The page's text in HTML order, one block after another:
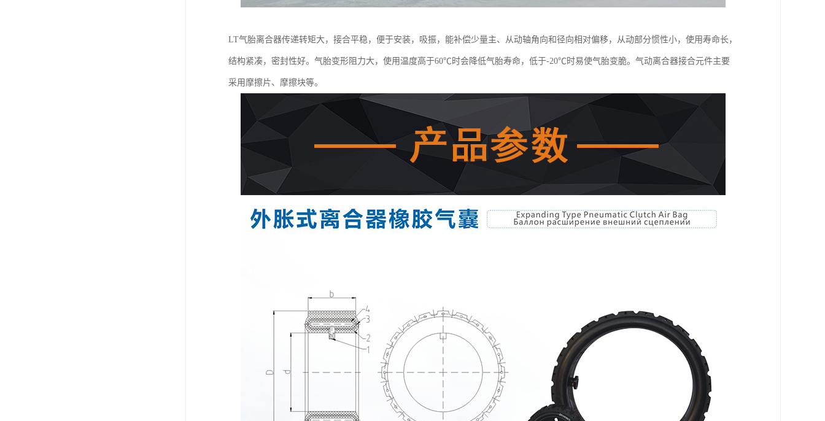
LT气胎离合器传递转矩大，接合平稳，便于安装，吸振，能补偿少量主、从动轴角向和径向相对偏移，从动部分惯性小，使用寿命长，
结构紧凑，密封性好。气胎变形阻力大，使用温度高于60℃时会降低气胎寿命，低于-20℃时易使气胎变脆。气动离合器接合元件主要
采用摩擦片、摩擦块等。